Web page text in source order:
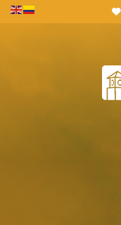
Estudiantes Profesores